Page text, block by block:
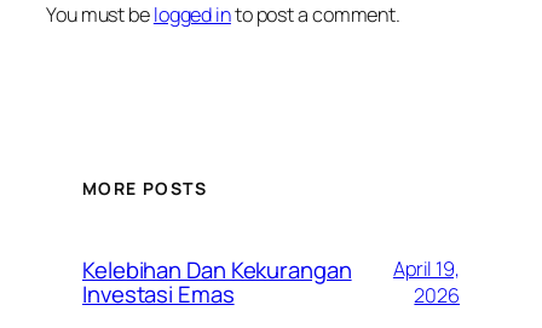
You must belogged into post a comment.
MORE POSTS
Kelebihan Dan Kekurangan
Investasi Emas
April 19,
2026